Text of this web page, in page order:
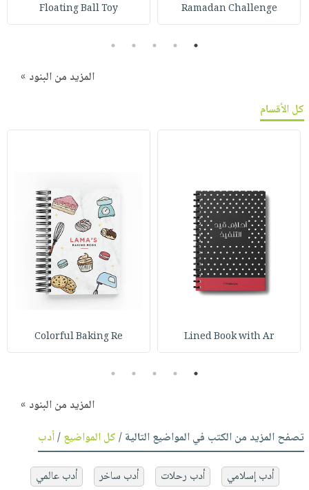
Ramadan Challenge
Floating Ball Toy
1
2
3
4
5
المزيد من البنود »
كل الأقسام
Lined Book with Ar
Colorful Baking Re
1
2
3
4
5
المزيد من البنود »
تصفح المزيد من الكتب في المواضيع التالية /كل المواضيع/أدب
أدب إسلامي أدب رحلات أدب ساخر
أدب عالمي